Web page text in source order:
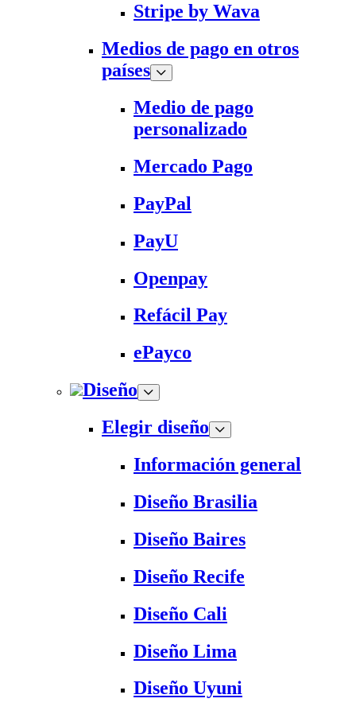
Stripe by Wava
Medios de pago en otros
países
Medio de pago
personalizado
Mercado Pago
PayPal
PayU
Openpay
Refácil Pay
ePayco
Diseño
Elegir diseño
Información general
Diseño Brasilia
Diseño Baires
Diseño Recife
Diseño Cali
Diseño Lima
Diseño Uyuni